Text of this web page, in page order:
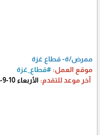
ممرض/ة- قطاع غزة
موقع العمل: #قطاع_غزة
آخر موعد للتقدم: الأربعاء 10-9-2025